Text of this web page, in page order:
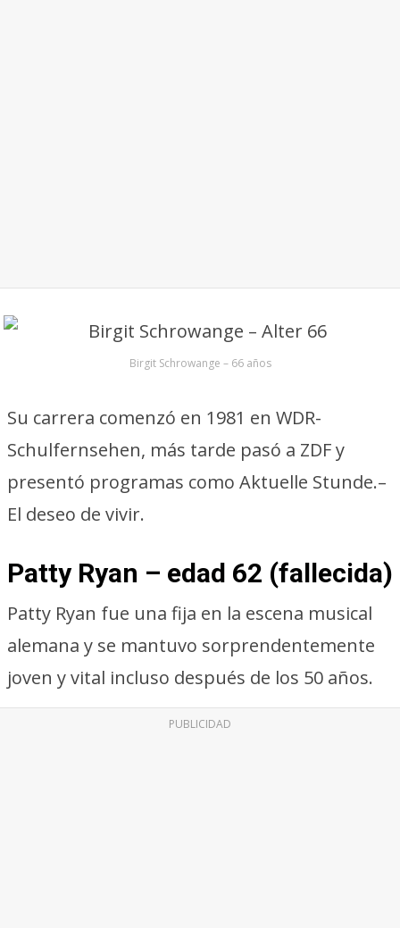
Birgit Schrowange – 66 años
Su carrera comenzó en 1981 en WDR-
Schulfernsehen, más tarde pasó a ZDF y
presentó programas como Aktuelle Stunde.–
El deseo de vivir.
Patty Ryan – edad 62 (fallecida)
Patty Ryan fue una fija en la escena musical
alemana y se mantuvo sorprendentemente
joven y vital incluso después de los 50 años.
PUBLICIDAD